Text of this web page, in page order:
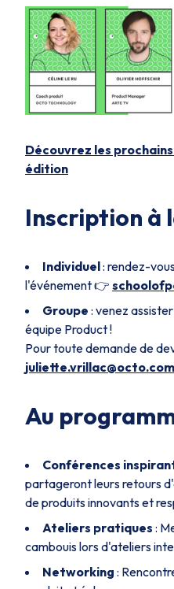
Découvrez les
édition
Inscription à
Individuel: rendez-
l'événement 👉
Groupe : venez
équipe Product !
Pour toute demande de
juliette.vrillac@octo.com
Au
Conférences
partageront leurs retours
de produits innovants et
Ateliers pratiques :
cambouis lors d'ateliers
Networking :